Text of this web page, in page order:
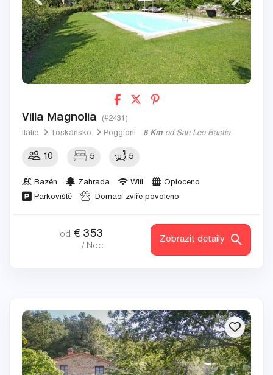
Villa Magnolia (#2431)
Itálie Toskánsko Poggioni 8 Km od San Leo Bastia
10 5 5
Bazén Zahrada Wifi
Oploceno
Parkoviště
Domací zvíře povoleno
od € 353
/ Noc
Zobrazit detaily